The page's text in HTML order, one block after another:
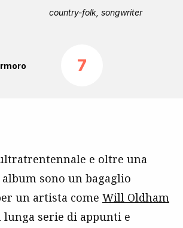
country-folk, songwriter
7
e oltre una
sono un bagaglio
un artista come Will Oldham
lunga serie di appunti e